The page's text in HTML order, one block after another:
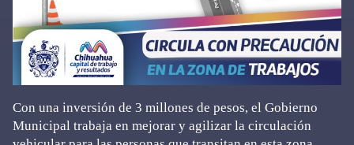
Con una inversión de 3 millones de pesos, el Gobierno
Municipal trabaja en mejorar y agilizar la circulación